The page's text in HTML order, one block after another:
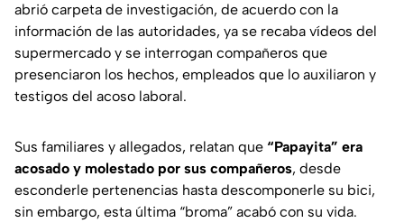
abrió carpeta de investigación, de acuerdo con la
información de las autoridades, ya se recaba vídeos del
supermercado y se interrogan compañeros que
presenciaron los hechos, empleados que lo auxiliaron y
testigos del acoso laboral.
Sus familiares y allegados, relatan que “Papayita” era
acosado y molestado por sus compañeros, desde
esconderle pertenencias hasta descomponerle su bici,
sin embargo, esta última “broma” acabó con su vida.